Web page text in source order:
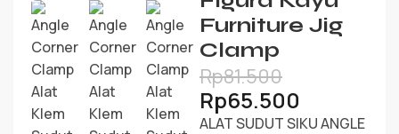
Furniture Jig
Clamp
Rp81.500
Rp65.500
ALAT SUDUT SIKU ANGLE